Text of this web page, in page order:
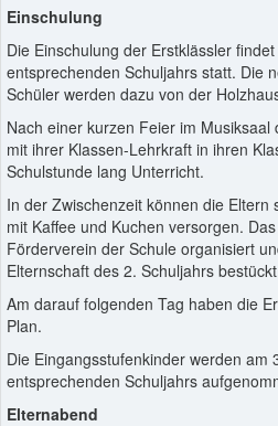
Einschulung
Die Einschulung der Erstklässler
entsprechenden Schuljahrs statt. Die
Schüler werden dazu von der
Nach einer kurzen Feier im
mit ihrer Klassen-Lehrkraft in ihren
Schulstunde lang Unterricht.
In der Zwischenzeit können die Eltern
mit Kaffee und Kuchen versorgen.
Förderverein der Schule organisiert
Elternschaft des 2. Schuljahrs
Am darauf folgenden Tag haben die
Plan.
Die Eingangsstufenkinder werden am
entsprechenden Schuljahrs
Elternabend